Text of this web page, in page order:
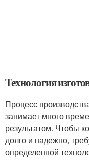
Технология
Процесс
занимает много
результатом. Чтобы
долго и надежно,
определенной